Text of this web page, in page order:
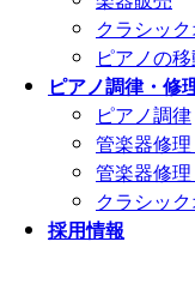
クラシッ
ピアノの
ピアノ調律・修
ピアノ調律
管楽器修理
管楽器修理
クラシッ
採用情報